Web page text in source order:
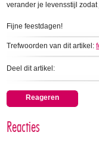
verander je levensstijl
Fijne feestdagen!
Trefwoorden van dit artikel:
Deel dit artikel:
Reageren
Reacties